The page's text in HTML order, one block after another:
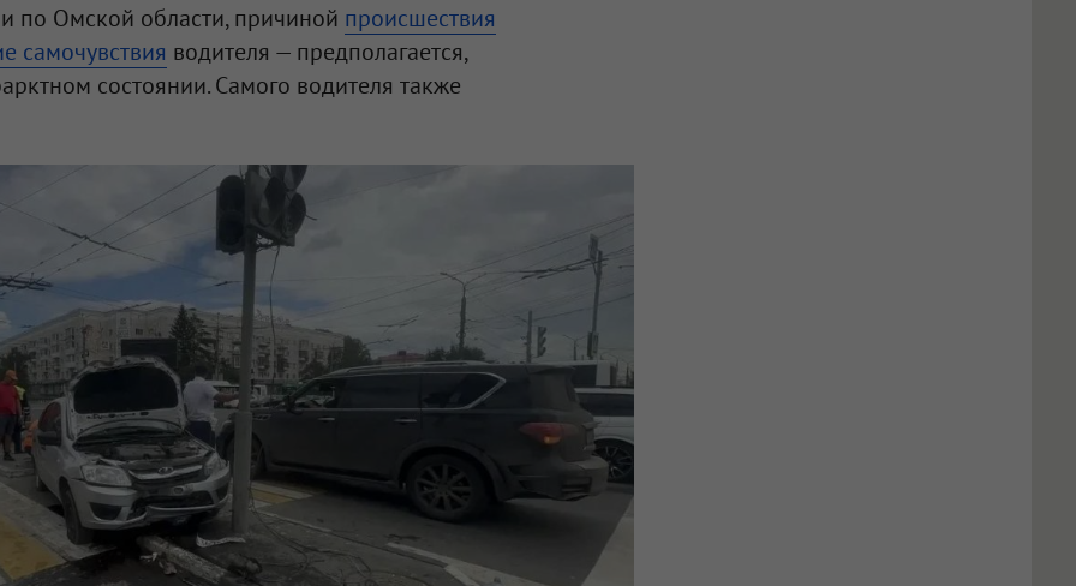
Омской области, причиной происшествия
самочувствия водителя — предполагается,
состоянии. Самого водителя также